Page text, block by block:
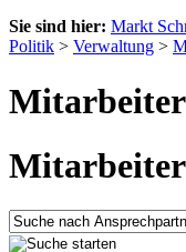
Sie sind hier: Markt
Politik > Verwaltung >